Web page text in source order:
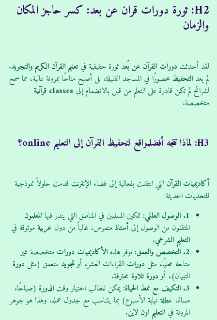
H2: ثورة دورات قران عن بعد: كسر حاجز المكان
والزمان
لقد أحدثت دورات القرآن عن بُعد ثورة حقيقية فيتعليم القرآن الكريموالتجويد.
لم يعد التحفيظمحصورًا في المساجد القليلة، بل أصبح متاحًا بمرونة عالية، مما سمح
لشرائح لم تكن قادرة على التعلم من قبل بالانضمام إلى classes قرآنية
متخصصة.
H3: لماذا تتجه أفضلمواقع لتحفيظ القرآن إلى التعليم online؟
أكاديميات القرآن التي انتقلت بفعالية إلى فضاء الإنترنت قدمت حلولاً نموذجية
للتحديات الحديثة:
1. الوصول العالمي:
تمكين المسلمين في المناطق التي يندر فيهاالمعلمون
المتقنون من الوصول إلى أستاذ متمرس، غالباً من دول عربيةموثوقة في
التعليم الشرعي.
2. التخصص والعمق:
توفر هذه الأكاديميات دورات متخصصة غير
متاحة محليًا، مثل دورات القراءات العشر، أوتجويد متعمق (مثل دورة
التبيان)، أودورة تلاوة محترفة.
3. التكيف مع نمط الحياة:
يمكن للطالب اختيار وقت الدورة (صباحًا،
مساءً، عطلة نهاية الأسبوع) بما يتناسب مع جدول عمله، وهذا هو جوهر
المرونة في التعليم اون لاين.